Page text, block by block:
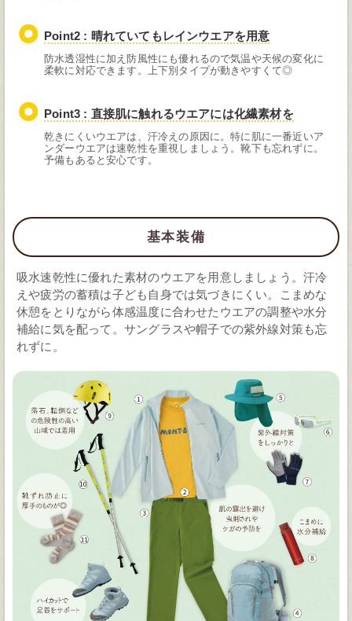
Point2 : 晴れていてもレインウエアを用意
防水透湿性に加え防風性にも優れるので気温や天候の変化に
柔軟に対応できます。上下別タイプが動きやすくて◎
Point3 : 直接肌に触れるウエアには化繊素材を
乾きにくいウエアは、汗冷えの原因に。特に肌に一番近いア
ンダーウエアは速乾性を重視しましょう。靴下も忘れずに。
予備もあると安心です。
基本装備
吸水速乾性に優れた素材のウエアを用意しましょう。汗冷
えや疲労の蓄積は子ども自身では気づきにくい。こまめな
休憩をとりながら体感温度に合わせたウエアの調整や水分
補給に気を配って。サングラスや帽子での紫外線対策も忘
れずに。